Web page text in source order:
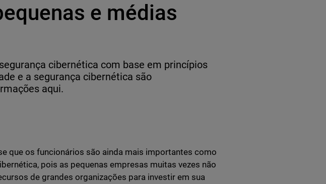
e médias
cibernética com base em princípios
e a segurança cibernética são
aqui.
que os funcionários são ainda mais importantes como
pois as pequenas empresas muitas vezes não
de grandes organizações para investir em sua